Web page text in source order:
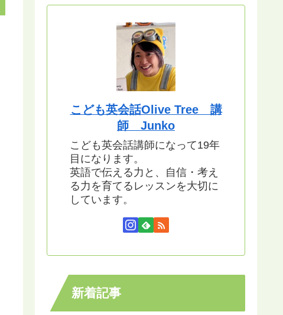
こども英会話Olive Tree 講
師 Junko
こども英会話講師になって19年
目になります。
英語で伝える力と、自信・考え
る力を育てるレッスンを大切に
しています。
新着記事